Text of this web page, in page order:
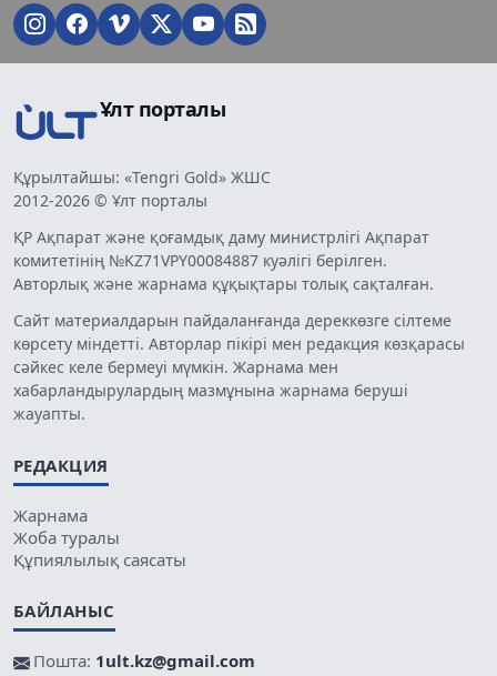
Ұлт порталы
Құрылтайшы: «Tengri Gold» ЖШС
2012-2026 © Ұлт порталы
ҚР Ақпарат және қоғамдық даму министрлігі Ақпарат
комитетінің №KZ71VPY00084887 куәлігі берілген.
Авторлық және жарнама құқықтары толық сақталған.
Сайт материалдарын пайдаланғанда дереккөзге сілтеме
көрсету міндетті. Авторлар пікірі мен редакция көзқарасы
сәйкес келе бермеуі мүмкін. Жарнама мен
хабарландырулардың мазмұнына жарнама беруші
жауапты.
РЕДАКЦИЯ
Жарнама
Жоба туралы
Құпиялылық саясаты
БАЙЛАНЫС
Пошта: 1ult.kz@gmail.com